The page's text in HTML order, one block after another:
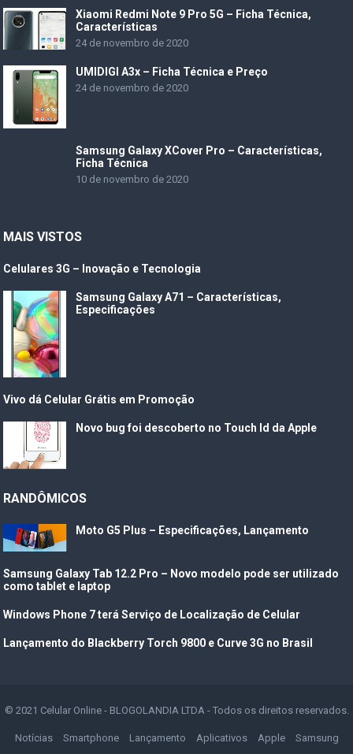
Xiaomi Redmi Note 9 Pro 5G – Ficha Técnica,
Características
24 de novembro de 2020
UMIDIGI A3x – Ficha Técnica e Preço
24 de novembro de 2020
Samsung Galaxy XCover Pro – Características,
Ficha Técnica
10 de novembro de 2020
MAIS VISTOS
Celulares 3G – Inovação e Tecnologia
Samsung Galaxy A71 – Características,
Especificações
Vivo dá Celular Grátis em Promoção
Novo bug foi descoberto no Touch Id da Apple
RANDÔMICOS
Moto G5 Plus – Especificações, Lançamento
Samsung Galaxy Tab 12.2 Pro – Novo modelo pode ser utilizado
como tablet e laptop
Windows Phone 7 terá Serviço de Localização de Celular
Lançamento do Blackberry Torch 9800 e Curve 3G no Brasil
© 2021 Celular Online- BLOGOLANDIA LTDA - Todos os direitos reservados.
Notícias Smartphone Lançamento Aplicativos Apple Samsung